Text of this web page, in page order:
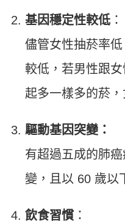
基因穩定性較低 ：
儘管女性抽菸率
較低，若男性跟
起多一樣多的菸
驅動基因突變：
有超過五成的肺
變，且以 60 歲以
飲食習慣 ：